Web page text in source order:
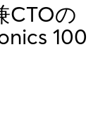
CTOの
100